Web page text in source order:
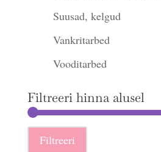
Suusad, kelgud
Vankritarbed
Vooditarbed
Filtreeri hinna alusel
Filtreeri